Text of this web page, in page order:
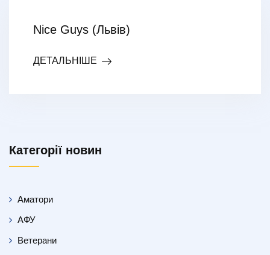
Nice Guys (Львів)
ДЕТАЛЬНІШЕ
Категорії новин
Аматори
АФУ
Ветерани